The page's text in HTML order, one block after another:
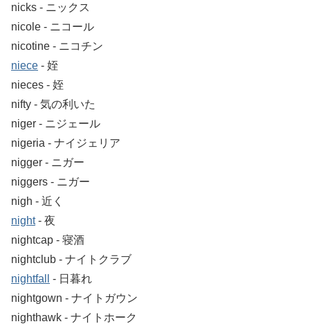
nicks ‐ ニックス
nicole ‐ ニコール
nicotine ‐ ニコチン
niece ‐ 姪
nieces ‐ 姪
nifty ‐ 気の利いた
niger ‐ ニジェール
nigeria ‐ ナイジェリア
nigger ‐ ニガー
niggers ‐ ニガー
nigh ‐ 近く
night‐ 夜
nightcap ‐ 寝酒
nightclub ‐ ナイトクラブ
nightfall
‐ 日暮れ
nightgown ‐ ナイトガウン
nighthawk ‐ ナイトホーク